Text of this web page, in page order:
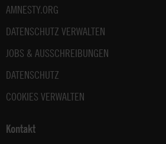
AMNESTY.ORG
DATENSCHUTZ VERWALTEN
JOBS & AUSSCHREIBUNGEN
DATENSCHUTZ
COOKIES VERWALTEN
Kontakt